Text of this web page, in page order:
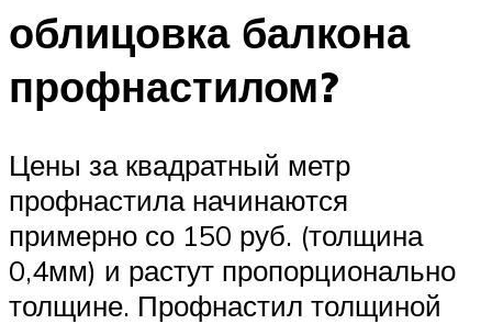
облицовка балкона
профнастилом?
Цены за квадратный метр
профнастила начинаются
примерно со 150 руб. (толщина
0,4мм) и растут пропорционально
толщине. Профнастил толщиной